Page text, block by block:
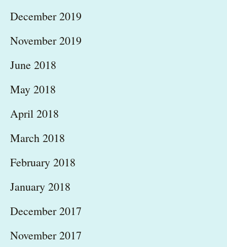
December 2019
November 2019
June 2018
May 2018
April 2018
March 2018
February 2018
January 2018
December 2017
November 2017